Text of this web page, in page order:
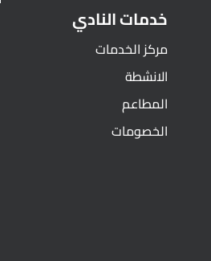
خدمات النادي
مركز الخدمات
الانشطة
المطاعم
الخصومات